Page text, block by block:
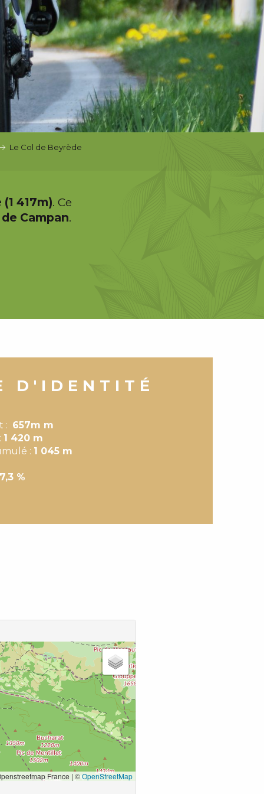
Le Col de Beyrède
417m). Ce
Campan.
D'IDENTITÉ
: 657m m
1 420 m
: 1 045 m
7,3 %